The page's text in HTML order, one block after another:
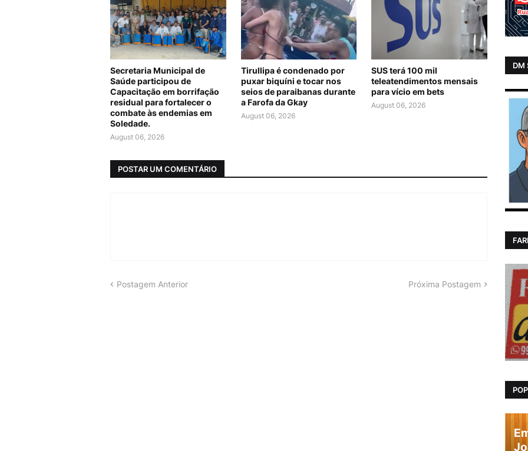
Secretaria Municipal de
Saúde participou de
Capacitação em borrifação
residual para fortalecer o
combate às endemias em
Soledade.
August 06, 2026
Tirullipa é condenado por
puxar biquíni e tocar nos
seios de paraibanas durante
a Farofa da Gkay
August 06, 2026
SUS terá 100 mil
teleatendimentos mensais
para vício em bets
August 06, 2026
POSTAR UM COMENTÁRIO
Postagem Anterior Próxima Postagem
DM